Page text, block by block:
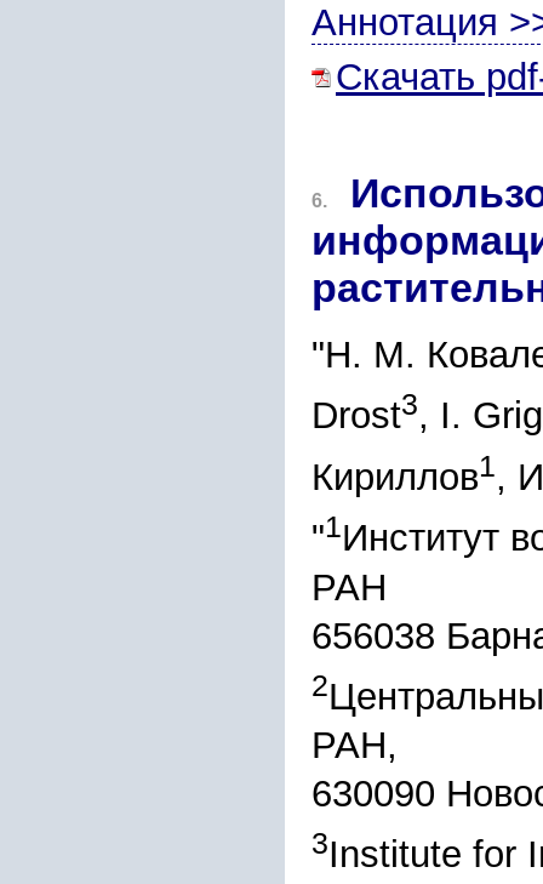
Аннотация
Скачать
6.
"Н. М.
Drost3, I.
Кириллов1,
"1Институт
РАН
656038
2
РАН,
630090
3Institute for